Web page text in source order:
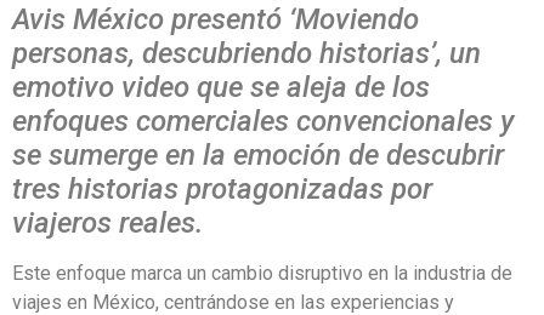
Avis México presentó ‘Moviendo
personas, descubriendo historias’, un
emotivo video que se aleja de los
enfoques comerciales convencionales y
se sumerge en la emoción de descubrir
tres historias protagonizadas por
viajeros reales.
Este enfoque marca un cambio disruptivo en la industria de
viajes en México, centrándose en las experiencias y